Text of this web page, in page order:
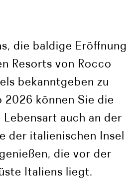
die baldige Eröffnung
Resorts von Rocco
bekanntgeben zu
2026 können Sie die
auch an der
der italienischen Insel
die vor der
Italiens liegt.